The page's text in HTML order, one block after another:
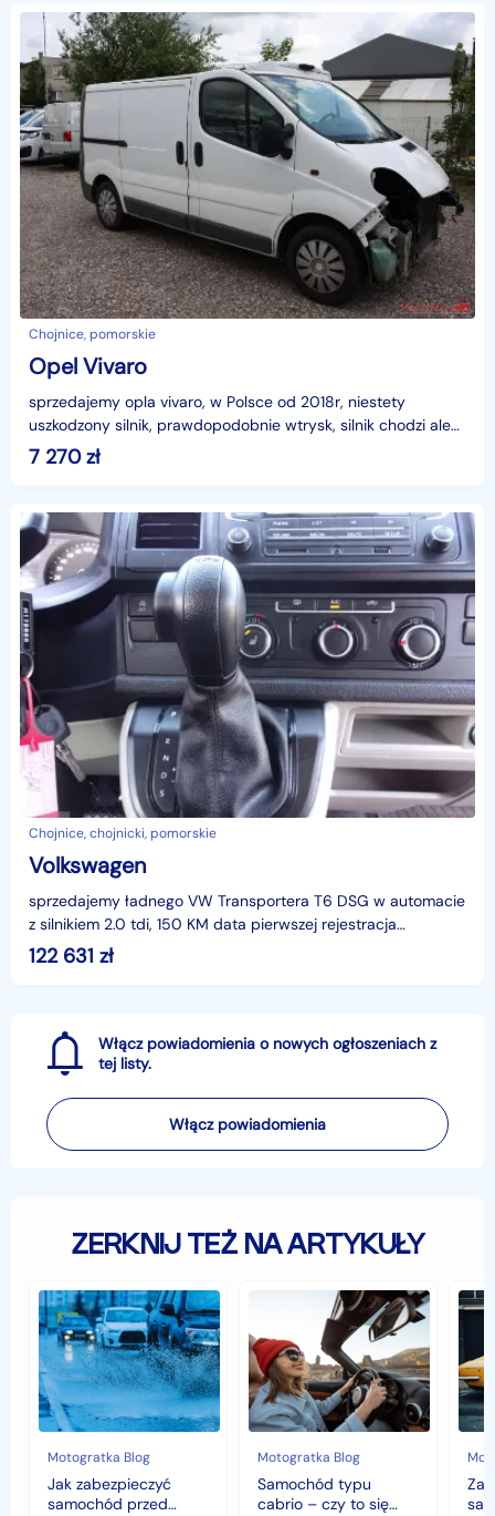
Chojnice, pomorskie
Opel Vivaro
sprzedajemy opla vivaro, w Polsce od 2018r, niestety
uszkodzony silnik, prawdopodobnie wtrysk, silnik chodzi ale
wyraźnie na 3 tłoki, buja się i trochę dymi, na
7 270zł
Chojnice, chojnicki, pomorskie
Volkswagen
sprzedajemy ładnego VW Transportera T6 DSG w automacie
z silnikiem 2.0 tdi, 150 KM data pierwszej rejestracja
11.09.2019 r. cena netto 99700,00 + vat, koszt rej
122 631 zł
Włącz powiadomienia o nowych ogłoszeniach z
tej listy.
Włącz powiadomienia
ZERKNIJ TEŻ NA ARTYKUŁY
Jak
zabezpieczyć
samochód
przed
jesiennymi
chłodami
i
deszczem?
Motogratka Blog
Jak zabezpieczyć
samochód przed
Samochód
cabrio
–
czy
to
się
opłaca
w
polskim
klimacie?
Motogratka Blog
Samochód typu
cabrio – czy to się
czyli